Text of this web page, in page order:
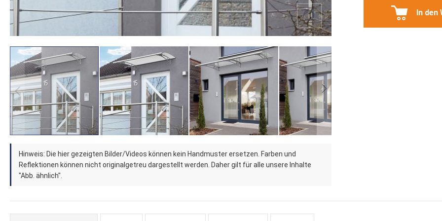
Zum
Anfang
der
Bildergalerie
springen
Hinweis: Die hier gezeigten Bilder/Videos können kein Handmuster ersetzen. Farben und
Reflektionen können nicht originalgetreu dargestellt werden. Daher gilt für alle unsere Inhalte
"Abb. ähnlich".
In den